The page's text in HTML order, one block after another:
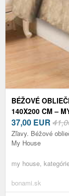
BÉŽOVÉ
140X200 CM –
37,00 EUR
Zľavy. Béžové
My House
my house,
bonami.sk